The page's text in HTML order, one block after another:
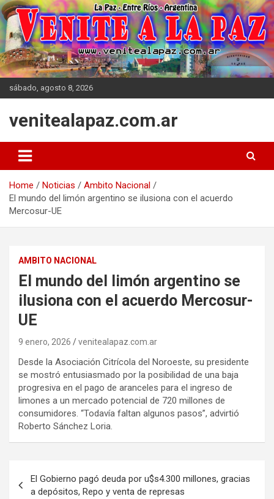
Skip
to
content
sábado, agosto 8, 2026
venitealapaz.com.ar
Home Noticias
Ambito Nacional
El mundo del limón argentino se ilusiona con el acuerdo
Mercosur-UE
AMBITO NACIONAL
El mundo del limón argentino se
ilusiona con el acuerdo Mercosur-
UE
9 enero, 2026 venitealapaz.com.ar
Desde la Asociación Citrícola del Noroeste, su presidente
se mostró entusiasmado por la posibilidad de una baja
progresiva en el pago de aranceles para el ingreso de
limones a un mercado potencial de 720 millones de
consumidores. “Todavía faltan algunos pasos”, advirtió
Roberto Sánchez Loria.
de
El Gobierno pagó deuda por u$s4.300 millones, gracias
a depósitos, Repo y venta de represas